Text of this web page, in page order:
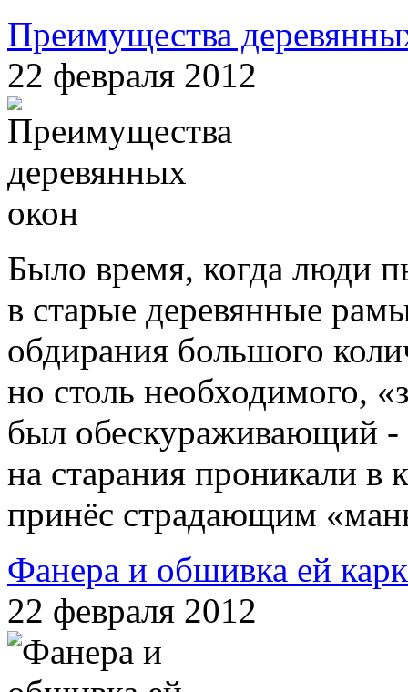
Преимущества
22 февраля 2012
Было время, когда люди
в старые деревянные
обдирания большого
но столь необходимого,
был обескураживающий
на старания проникали в
принёс страдающим
Фанера и обшивка ей
22 февраля 2012